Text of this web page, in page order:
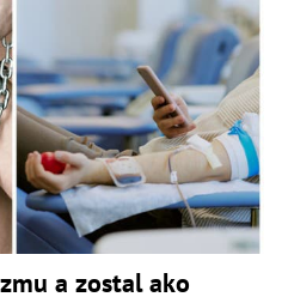
a zostal ako